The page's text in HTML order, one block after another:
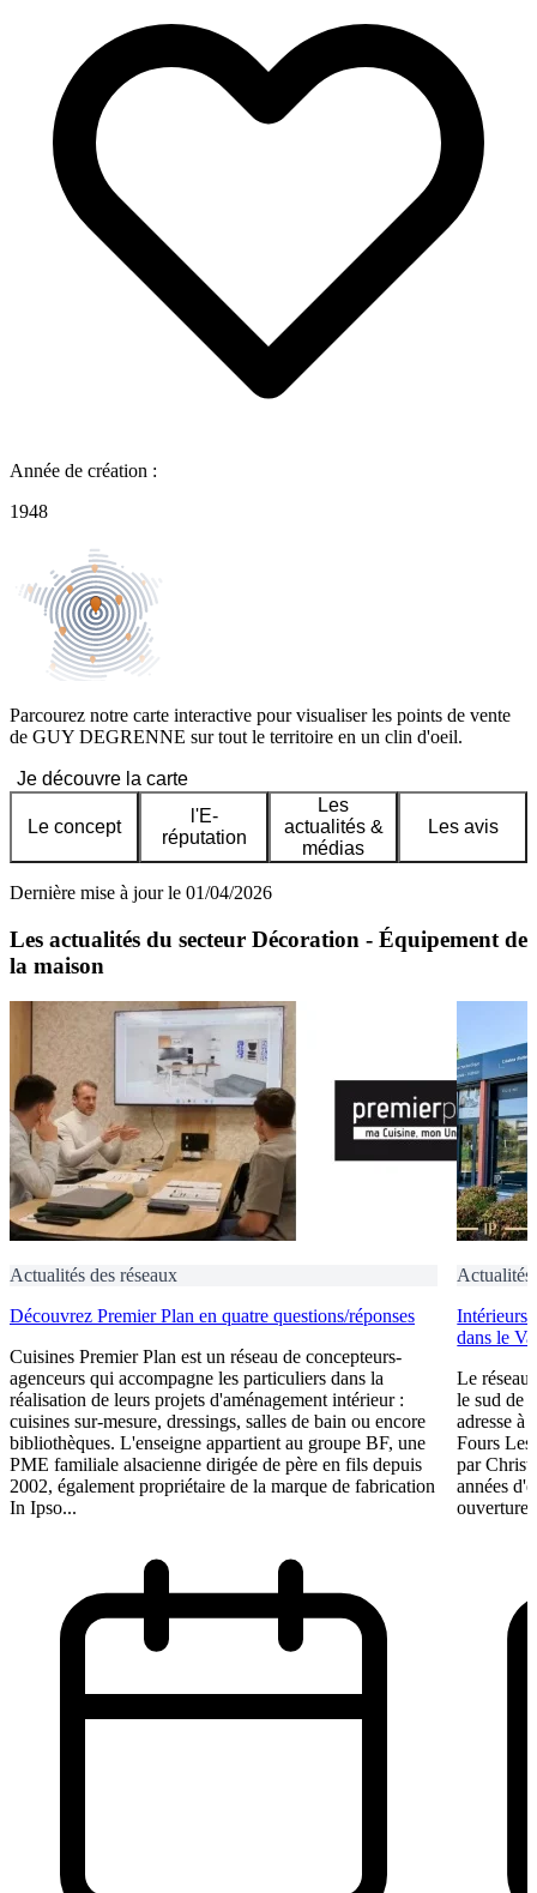
Année de création :
1948
Parcourez notre carte interactive pour visualiser les points de vente
de GUY DEGRENNE sur tout le territoire en un clin d'oeil.
Je découvre la carte
Le concept
l'E-
réputation
Les
actualités &
médias
Les avis
Dernière mise à jour le 01/04/2026
Les actualités du secteur Décoration - Équipement de
la maison
Actualités des réseaux
Découvrez Premier Plan en quatre questions/réponses
Cuisines Premier Plan est un réseau de concepteurs-
agenceurs qui accompagne les particuliers dans la
réalisation de leurs projets d'aménagement intérieur :
cuisines sur-mesure, dressings, salles de bain ou encore
bibliothèques. L'enseigne appartient au groupe BF, une
PME familiale alsacienne dirigée de père en fils depuis
2002, également propriétaire de la marque de fabrication
In Ipso...
Actualités
Intérieurs
dans le
Le réseau
le sud de
adresse à
Fours Les
par
années
ouverture